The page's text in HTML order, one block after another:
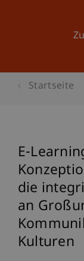
Startseite
E-
die
an
Kulturen